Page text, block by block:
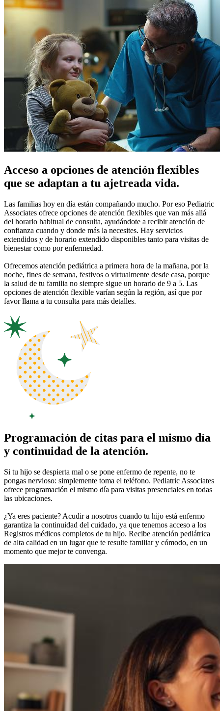
Acceso a opciones de atención flexibles
que se adaptan a tu ajetreada vida.
Las familias hoy en día están compañando mucho. Por eso Pediatric
Associates ofrece opciones de atención flexibles que van más allá
del horario habitual de consulta, ayudándote a recibir atención de
confianza cuando y donde más la necesites. Hay servicios
extendidos y de horario extendido disponibles tanto para visitas de
bienestar como por enfermedad.
Ofrecemos atención pediátrica a primera hora de la mañana, por la
noche, fines de semana, festivos o virtualmente desde casa, porque
la salud de tu familia no siempre sigue un horario de 9 a 5. Las
opciones de atención flexible varían según la región, así que por
favor llama a tu consulta para más detalles.
Programación de citas para el mismo día
y continuidad de la atención.
Si tu hijo se despierta mal o se pone enfermo de repente, no te
pongas nervioso: simplemente toma el teléfono. Pediatric Associates
ofrece programación el mismo día para visitas presenciales en todas
las ubicaciones.
¿Ya eres paciente? Acudir a nosotros cuando tu hijo está enfermo
garantiza la continuidad del cuidado, ya que tenemos acceso a los
Registros médicos completos de tu hijo. Recibe atención pediátrica
de alta calidad en un lugar que te resulte familiar y cómodo, en un
momento que mejor te convenga.